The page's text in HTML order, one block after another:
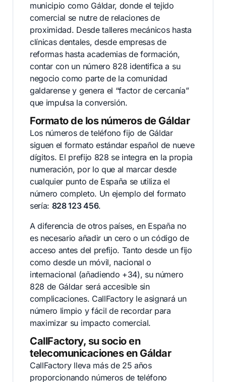
municipio como Gáldar, donde el tejido
comercial se nutre de relaciones de
proximidad. Desde talleres mecánicos hasta
clínicas dentales, desde empresas de
reformas hasta academias de formación,
contar con un número 828 identifica a su
negocio como parte de la comunidad
galdarense y genera el “factor de cercanía”
que impulsa la conversión.
Formato de los números de Gáldar
Los números de teléfono fijo de Gáldar
siguen el formato estándar español de nueve
dígitos. El prefijo 828 se integra en la propia
numeración, por lo que al marcar desde
cualquier punto de España se utiliza el
número completo. Un ejemplo del formato
sería: 828 123 456.
A diferencia de otros países, en España no
es necesario añadir un cero o un código de
acceso antes del prefijo. Tanto desde un fijo
como desde un móvil, nacional o
internacional (añadiendo +34), su número
828 de Gáldar será accesible sin
complicaciones. CallFactory le asignará un
número limpio y fácil de recordar para
maximizar su impacto comercial.
CallFactory, su socio en
telecomunicaciones en Gáldar
CallFactory lleva más de 25 años
proporcionando números de teléfono